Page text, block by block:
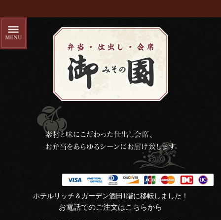
ホテルリッチ＆ガーデン酒田1階に移転しました！
お電話でのご注文はこちらから